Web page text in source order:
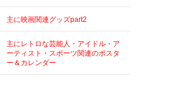
主に映画関連グッズpart2
主にレトロな芸能人・アイドル・ア
ーティスト・スポーツ関連のポスタ
ー＆カレンダー